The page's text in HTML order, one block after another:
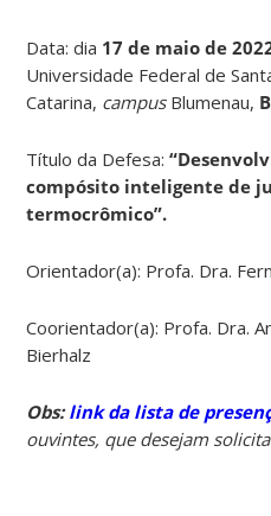
Data: dia 17 de maio de
Universidade Federal de
Catarina, campusBlumenau,
Título da Defesa:
compósito inteligente de
termocrômico”.
Orientador(a): Profa. Dra.
Coorientador(a): Profa. Dra.
Bierhalz
Obs: link da lista de
ouvintes, que desejam